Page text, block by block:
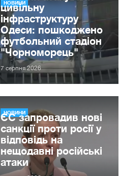
НОВИНИ
цивільну
інфраструктуру
Одеси: пошкоджено
футбольний стадіон
"Чорноморець"
7 серпня 2026
НОВИНИ
ЄС запровадив нові
санкції проти росії у
відповідь на
нещодавні російські
атаки